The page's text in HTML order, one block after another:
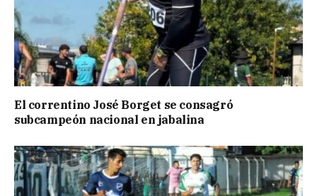
El correntino José Borget se consagró
subcampeón nacional en jabalina